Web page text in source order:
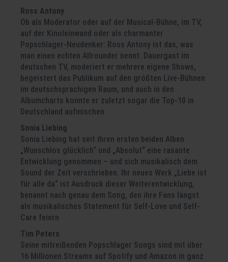
Ross Antony
Ob als Moderator oder auf der Musical-Bühne, im TV,
auf der Kinoleinwand oder als charmanter
Popschlager-Neudenker: Ross Antony ist das, was
man einen echten Allrounder nennt. Dauergast im
deutschen TV, moderiert er mehrere eigene Shows,
begeistert das Publikum auf den größten Live-Bühnen
im deutschsprachigen Raum, und auch in den
Albumcharts konnte er zuletzt sogar die Top-10 in
Deutschland aufmischen
Sonia Liebing
Sonia Liebing hat seit ihren ersten beiden Alben
„Wunschlos glücklich“ und „Absolut“ eine rasante
Entwicklung genommen – und sich musikalisch dem
Sound der Zeit verschrieben. Ihr neues Werk „Liebe ist
für alle da“ ist Ausdruck dieser Weiterentwicklung,
benannt nach genau dem Song, den ihre Fans längst
als musikalisches Statement für Self-Love und Self-
Care feiern
Tim Peters
Seine mitreißenden Popschlager Songs sind mit über
16 Millionen Streams auf Spotify und Amazon in ganz